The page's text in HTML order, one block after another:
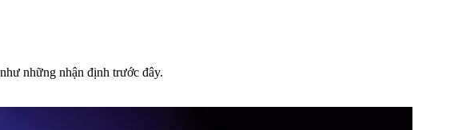
những nhận định trước đây.